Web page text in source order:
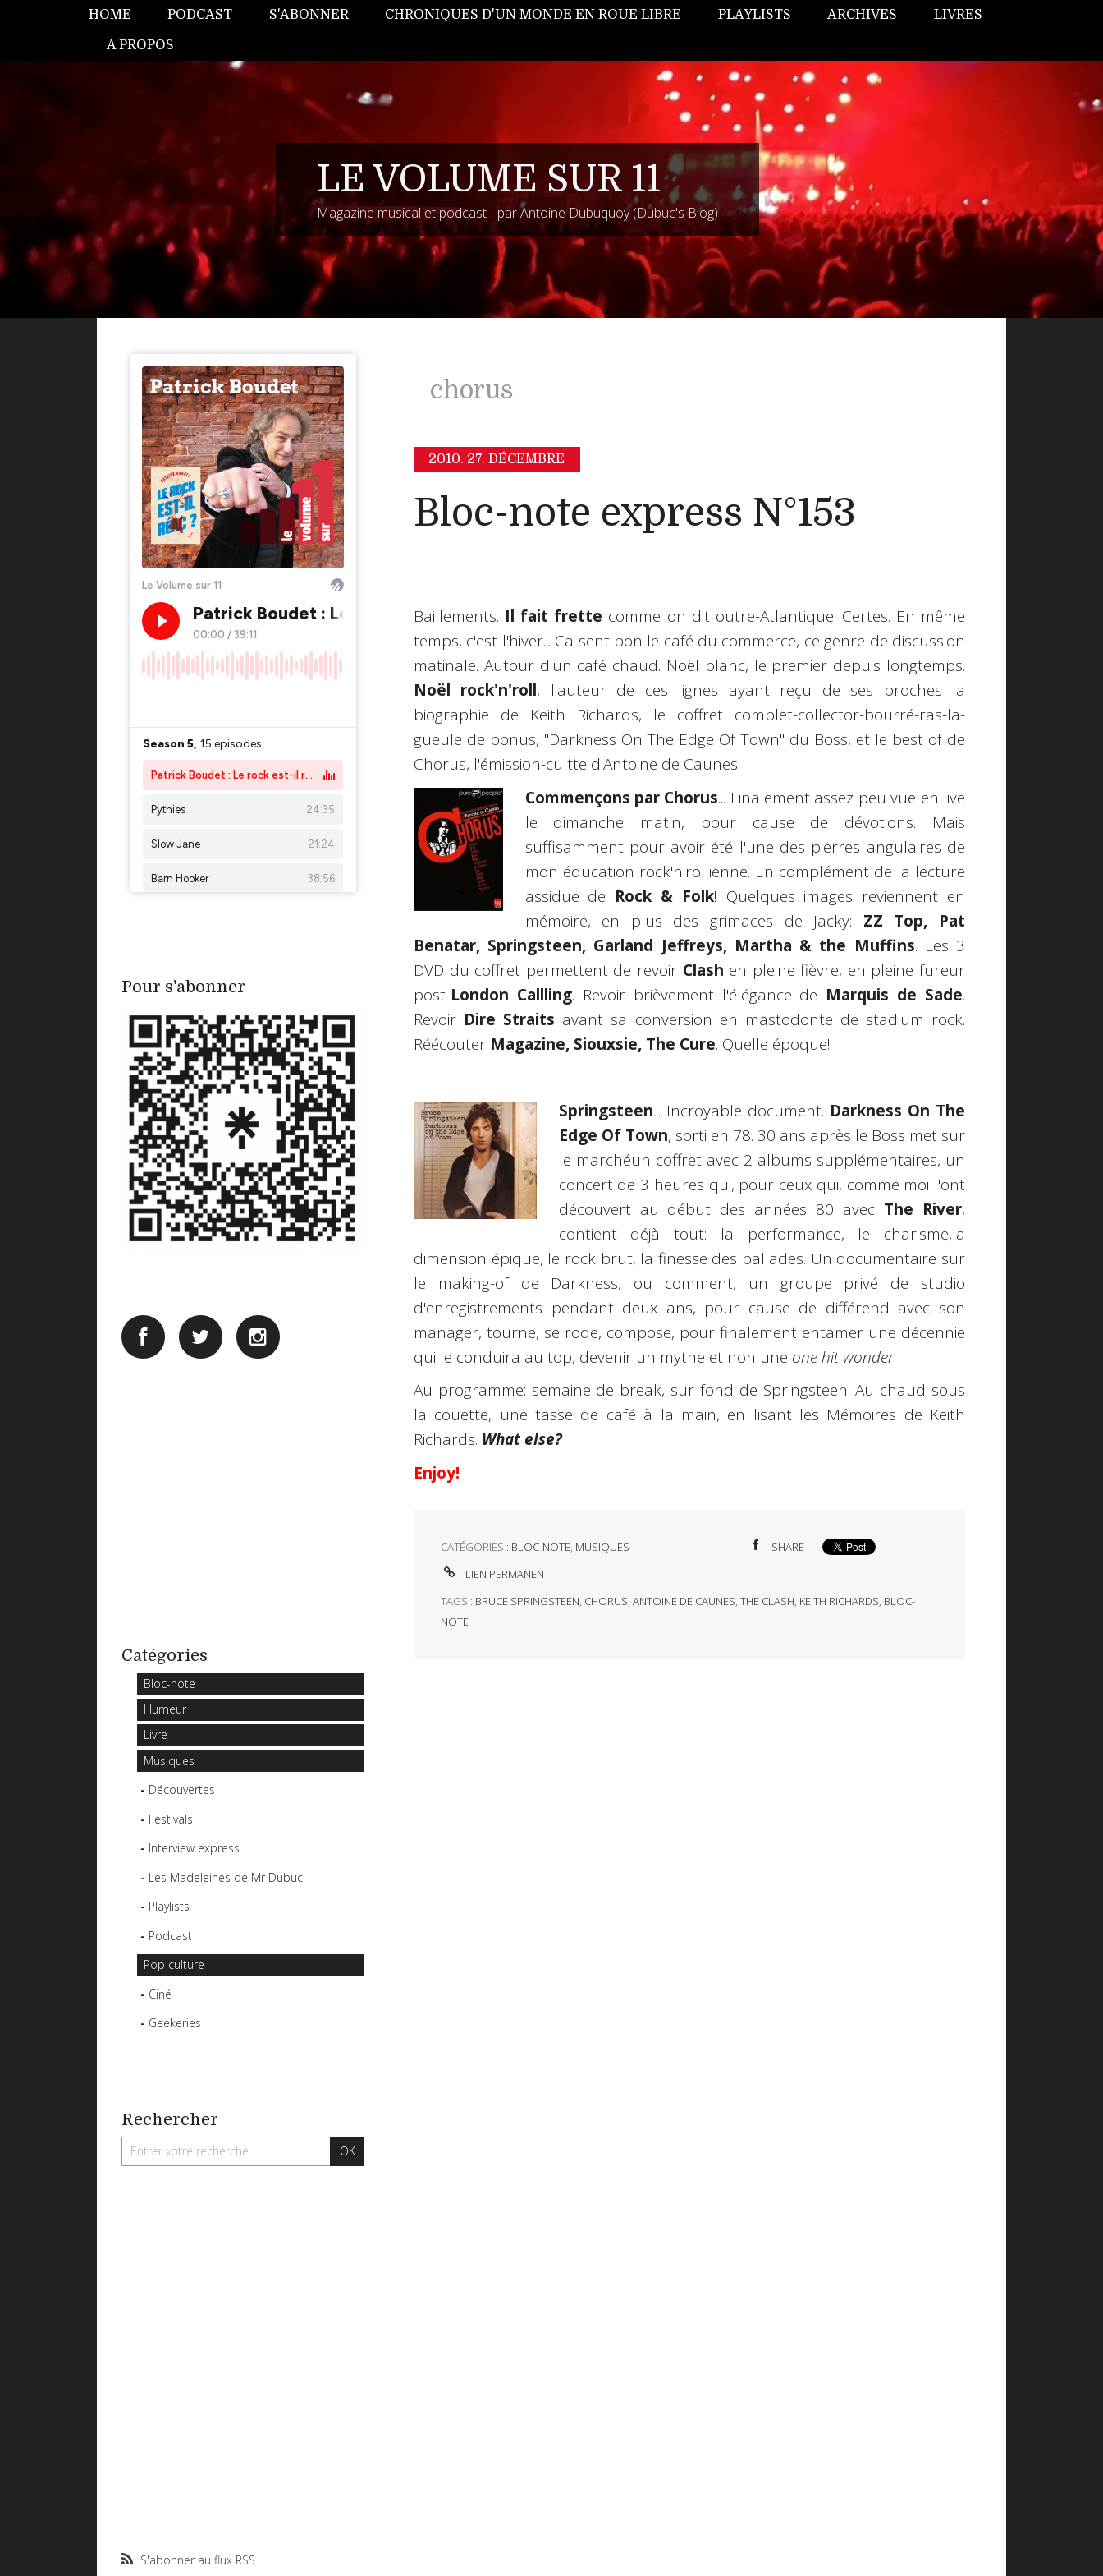
HOME PODCAST S'ABONNER CHRONIQUES D'UN MONDE EN ROUE LIBRE PLAYLISTS ARCHIVES LIVRES
A PROPOS
LE VOLUME SUR 11
Magazine musical et podcast - par Antoine Dubuquoy (Dubuc's Blog)
Pour s'abonner
Catégories
Bloc-note
Humeur
Livre
Musiques
Découvertes
Festivals
Interview express
Les Madeleines de Mr Dubuc
Playlists
Podcast
Pop culture
Ciné
Geekeries
Rechercher
S'abonner au flux RSS
chorus
2010. 27. DÉCEMBRE
Bloc-note express N°153
Baillements. Il fait frette comme on dit outre-Atlantique. Certes. En même
temps, c'est l'hiver... Ca sent bon le café du commerce, ce genre de discussion
matinale. Autour d'un café chaud. Noël blanc, le premier depuis longtemps.
Noël rock'n'roll, l'auteur de ces lignes ayant reçu de ses proches la
biographie de Keith Richards, le coffret complet-collector-bourré-ras-la-
gueule de bonus, "Darkness On The Edge Of Town" du Boss, et le best of de
Chorus, l'émission-cultte d'Antoine de Caunes.
Commençons par Chorus... Finalement assez peu vue en live
le dimanche matin, pour cause de dévotions. Mais
suffisamment pour avoir été l'une des pierres angulaires de
mon éducation rock'n'rollienne. En complément de la lecture
assidue de Rock & Folk! Quelques images reviennent en
mémoire, en plus des grimaces de Jacky: ZZ Top, Pat
Benatar, Springsteen, Garland Jeffreys, Martha & the Muffins. Les 3
DVD du coffret permettent de revoir Clash en pleine fièvre, en pleine fureur
post-London Callling. Revoir brièvement l'élégance de Marquis de Sade.
Revoir Dire Straits avant sa conversion en mastodonte de stadium rock.
Réécouter Magazine, Siouxsie, The Cure. Quelle époque!
Springsteen... Incroyable document. Darkness On The
Edge Of Town, sorti en 78. 30 ans après le Boss met sur
le marchéun coffret avec 2 albums supplémentaires, un
concert de 3 heures qui, pour ceux qui, comme moi l'ont
découvert au début des années 80 avec The River,
contient déjà tout: la performance, le charisme,la
dimension épique, le rock brut, la finesse des ballades. Un documentaire sur
le making-of de Darkness, ou comment, un groupe privé de studio
d'enregistrements pendant deux ans, pour cause de différend avec son
manager, tourne, se rode, compose, pour finalement entamer une décennie
qui le conduira au top, devenir un mythe et non une one hit wonder.
Au programme: semaine de break, sur fond de Springsteen. Au chaud sous
la couette, une tasse de café à la main, en lisant les Mémoires de Keith
Richards. What else?
Enjoy!
CATÉGORIES : BLOC-NOTE, MUSIQUES
SHARE
LIEN PERMANENT
TAGS : BRUCE SPRINGSTEEN, CHORUS, ANTOINE DE CAUNES, THE CLASH, KEITH RICHARDS, BLOC-
NOTE